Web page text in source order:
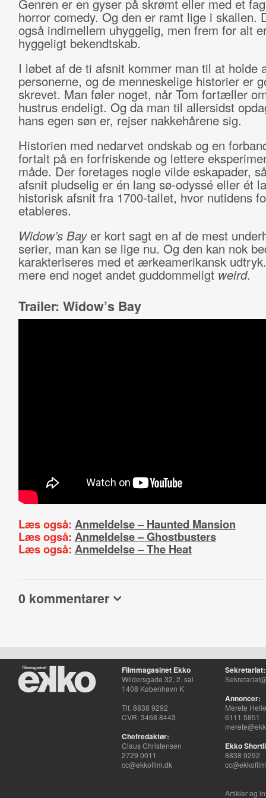
Genren er en gyser på skrømt eller med et
horror comedy. Og den er ramt lige i skallen.
også indimellem uhyggelig, men frem for alt
hyggeligt bekendtskab.
I løbet af de ti afsnit kommer man til at holde
personerne, og de menneskelige historier er
skrevet. Man føler noget, når Tom fortæller
hustrus endeligt. Og da man til allersidst
hans egen søn er, rejser nakkehårene sig.
Historien med nedarvet ondskab og en
fortalt på en forfriskende og lettere
måde. Der foretages nogle vilde eskapader,
afsnit pludselig er én lang sø-odyssé eller ét
historisk afsnit fra 1700-tallet, hvor nutidens
etableres.
Widow’s Bayer kort sagt en af de mest
serier, man kan se lige nu. Og den kan nok
karakteriseres med et ærkeamerikansk
mere end noget andet guddommeligt weird.
Trailer: Widow’s Bay
Læs også: Anmeldelse – Haunted Mansion
Læs også: Anmeldelse – Ghostbusters
Læs også: Anmeldelse – The Heat
0 kommentarer
Filmmagasinet Ekko
Wildersgade 32, 2. sal
1408 København K
Tlf. 8838 9292
CVR. 3468 8443
Chefredaktør:
Claus Christensen
2729 0011
cc@ekkofilm.dk
Sekretariat:
Annoncer:
Merete
6111 5851
Ekko
8838 9292
Artikler og